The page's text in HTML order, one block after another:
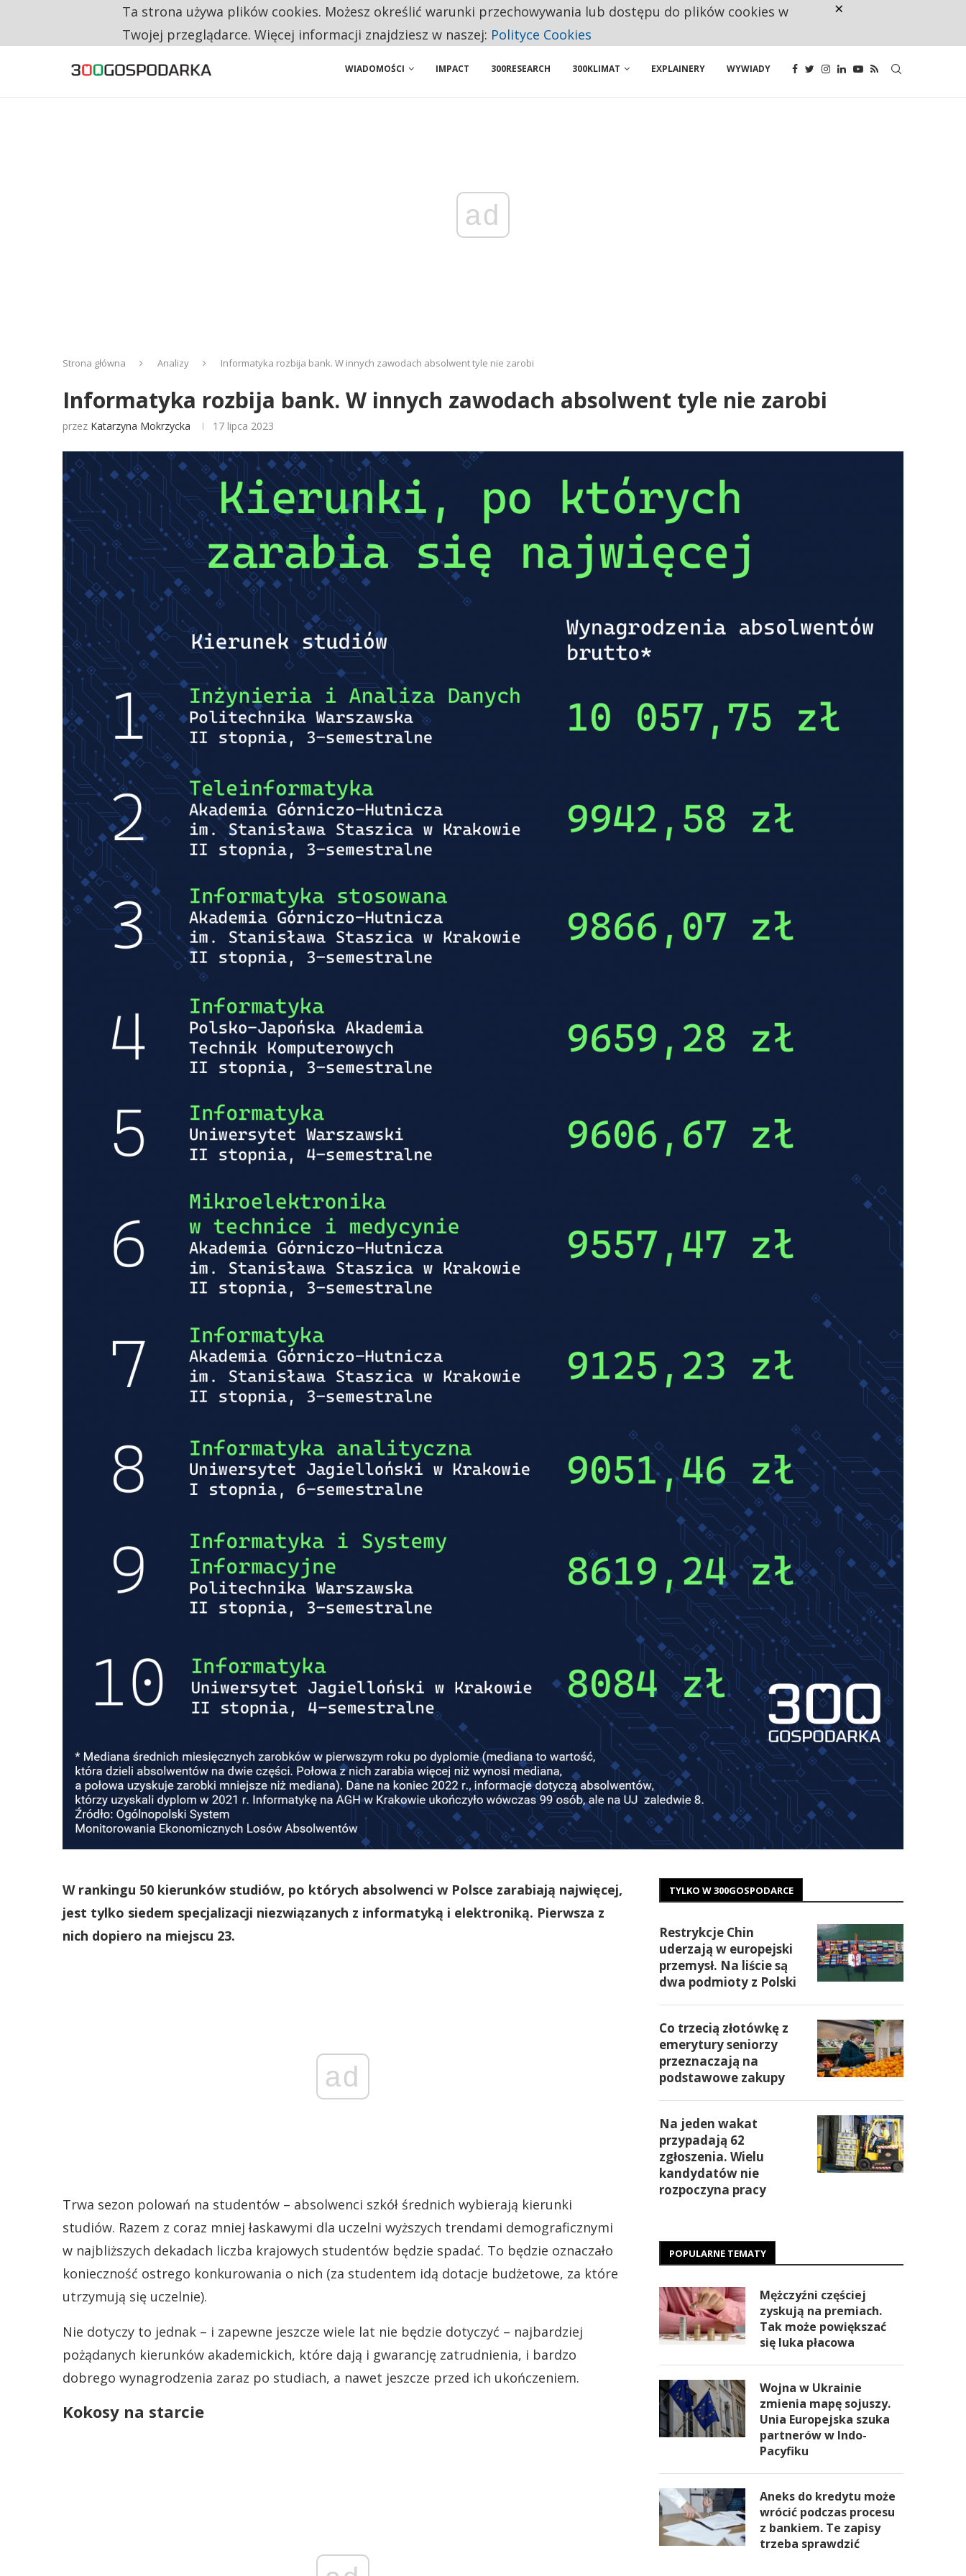
NA JEDEN WAKAT PRZYPADAJĄ 62 ZGŁOSZENIA. WIELU KANDYDATÓW NIE ROZPOCZYNA PRACY
WIADOMOŚCI IMPACT 300RESEARCH 300KLIMAT EXPLAINERY WYWIADY
ad
Strona główna Analizy Informatyka rozbija bank. W innych zawodach absolwent tyle nie zarobi
Informatyka rozbija bank. W innych zawodach absolwent tyle nie zarobi
przez Katarzyna Mokrzycka 17 lipca 2023
W rankingu 50 kierunków studiów, po których absolwenci w Polsce zarabiają najwięcej,
jest tylko siedem specjalizacji niezwiązanych z informatyką i elektroniką. Pierwsza z
nich dopiero na miejscu 23.
ad
Trwa sezon polowań na studentów – absolwenci szkół średnich wybierają kierunki
studiów. Razem z coraz mniej łaskawymi dla uczelni wyższych trendami demograficznymi
w najbliższych dekadach liczba krajowych studentów będzie spadać. To będzie oznaczało
konieczność ostrego konkurowania o nich (za studentem idą dotacje budżetowe, za które
utrzymują się uczelnie).
Nie dotyczy to jednak – i zapewne jeszcze wiele lat nie będzie dotyczyć – najbardziej
pożądanych kierunków akademickich, które dają i gwarancję zatrudnienia, i bardzo
dobrego wynagrodzenia zaraz po studiach, a nawet jeszcze przed ich ukończeniem.
Kokosy na starcie
TYLKO W 300GOSPODARCE
Restrykcje Chin
uderzają w europejski
przemysł. Na liście są
dwa podmioty z Polski
Co trzecią złotówkę z
emerytury seniorzy
przeznaczają na
podstawowe zakupy
Na jeden wakat
przypadają 62
zgłoszenia. Wielu
kandydatów nie
rozpoczyna pracy
POPULARNE TEMATY
Mężczyźni częściej
zyskują na premiach.
Tak może powiększać
się luka płacowa
Wojna w Ukrainie
zmienia mapę sojuszy.
Unia Europejska szuka
partnerów w Indo-
Pacyfiku
Aneks do kredytu może
wrócić podczas procesu
z bankiem. Te zapisy
trzeba sprawdzić
Ta strona używa plików cookies. Możesz określić warunki przechowywania lub dostępu do plików cookies w
Twojej przeglądarce. Więcej informacji znajdziesz w naszej: Polityce Cookies
×